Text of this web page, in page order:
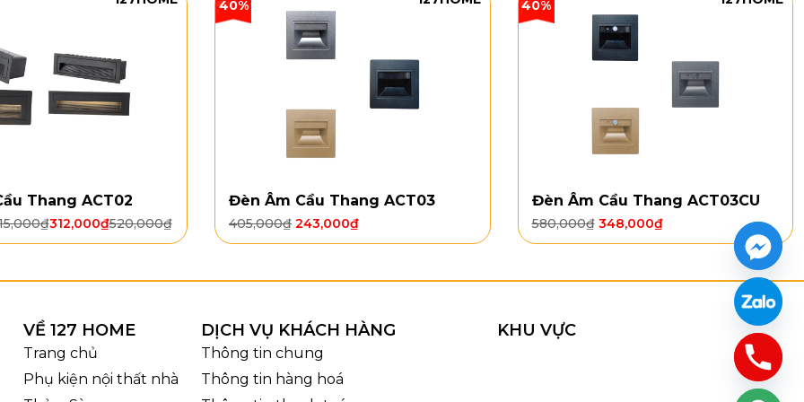
Thang ACT02
520,000₫
312,000₫
₫
40%
Đèn Âm Cầu Thang ACT03
405,000₫ 243,000₫
40%
Đèn Âm Cầu Thang ACT03CU
580,000₫ 348,000₫
VỀ 127 HOME
Trang chủ
Phụ kiện nội thất nhà
DỊCH VỤ KHÁCH HÀNG
Thông tin chung
Thông tin hàng hoá
KHU VỰC